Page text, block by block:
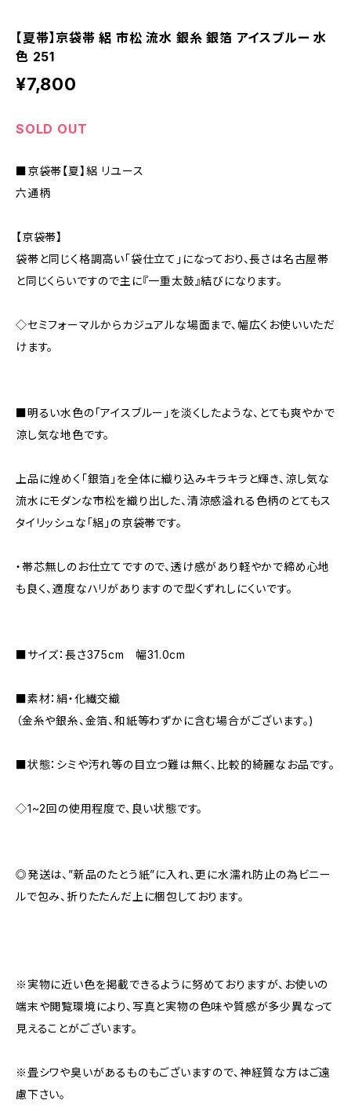
【夏帯】京袋帯 絽 市松 流水 銀糸 銀箔 アイスブルー 水
色 251
¥7,800
SOLD OUT
■京袋帯【夏】絽 リユース
六通柄
【京袋帯】
袋帯と同じく格調高い「袋仕立て」になっており、長さは名古屋帯
と同じくらいですので主に『一重太鼓』結びになります。
◇セミフォーマルからカジュアルな場面まで、幅広くお使いいただ
けます。
■明るい水色の「アイスブルー」を淡くしたような、とても爽やかで
涼し気な地色です。
上品に煌めく「銀箔」を全体に織り込みキラキラと輝き、涼し気な
流水にモダンな市松を織り出した、清涼感溢れる色柄のとてもス
タイリッシュな「絽」の京袋帯です。
・帯芯無しのお仕立てですので、透け感があり軽やかで締め心地
も良く、適度なハリがありますので型くずれしにくいです。
■サイズ：長さ375cm 幅31.0cm
■素材：絹・化繊交織
（金糸や銀糸、金箔、和紙等わずかに含む場合がございます。)
■状態：シミや汚れ等の目立つ難は無く、比較的綺麗なお品です。
◇1~2回の使用程度で、良い状態です。
◎発送は、”新品のたとう紙”に入れ、更に水濡れ防止の為ビニー
ルで包み、折りたたんだ上に梱包しております。
※実物に近い色を掲載できるように努めておりますが、お使いの
端末や閲覧環境により、写真と実物の色味や質感が多少異なって
見えることがございます。
※畳シワや臭いがあるものもございますので、神経質な方はご遠
慮下さい。